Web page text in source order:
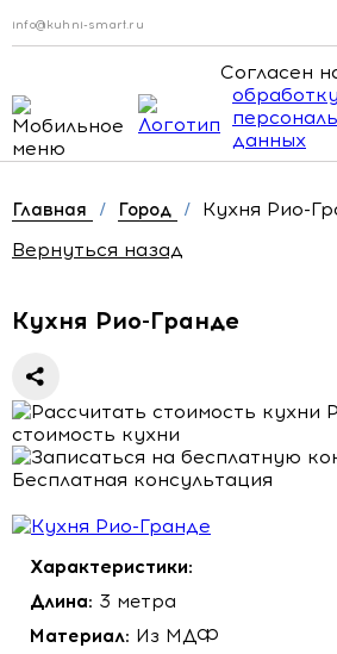
info@kuhni-smart.ru
Согласен
обработку
данных
Главная / Город /
Кухня Рио-
Вернуться назад
Кухня Рио-Гранде
стоимость кухни
Бесплатная консультация
Характеристики:
Длина: 3 метра
Материал: Из МДФ